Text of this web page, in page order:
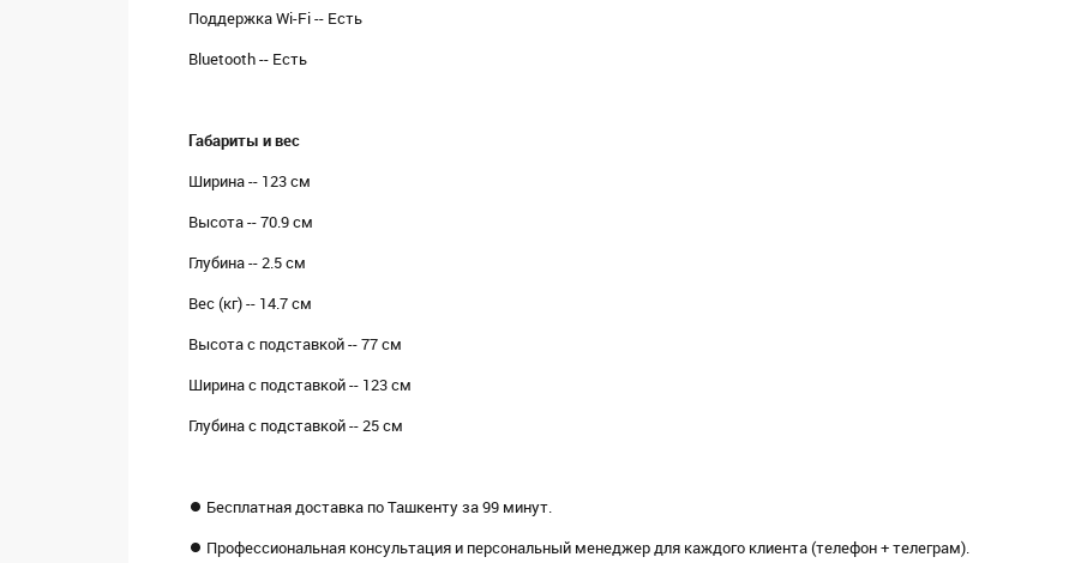
Поддержка Wi-Fi -- Есть
Bluetooth -- Есть
Габариты и вес
Ширина -- 123 см
Высота -- 70.9 см
Глубина -- 2.5 см
Вес (кг) -- 14.7 см
Высота с подставкой -- 77 см
Ширина с подставкой -- 123 см
Глубина с подставкой -- 25 см
⏺ Бесплатная доставка по Ташкенту за 99 минут.
⏺ Профессиональная консультация и персональный менеджер для каждого клиента (телефон + телеграм).